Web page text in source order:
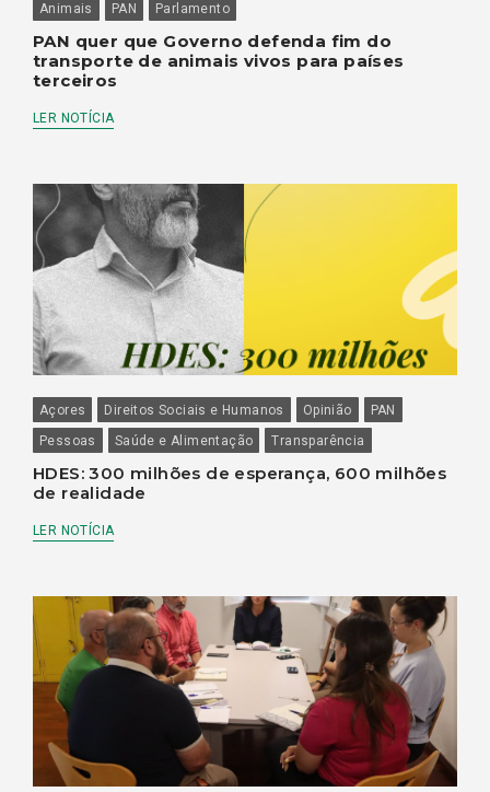
Animais PAN Parlamento
PAN quer que Governo defenda fim do
transporte de animais vivos para países
terceiros
LER NOTÍCIA
Açores Direitos Sociais e Humanos Opinião
PAN
Pessoas
Saúde e Alimentação Transparência
HDES: 300 milhões de esperança, 600 milhões
de realidade
LER NOTÍCIA